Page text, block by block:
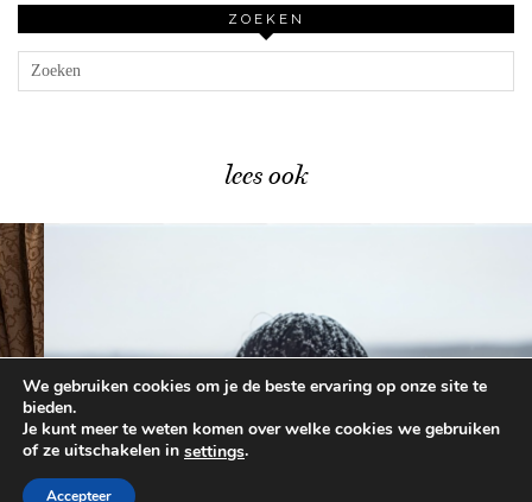
ZOEKEN
lees ook
Bekende winterproblemen én hun …
We gebruiken cookies om je de beste ervaring op onze site te
bieden.
Je kunt meer te weten komen over welke cookies we gebruiken
of ze uitschakelen in settings.
Accepteer